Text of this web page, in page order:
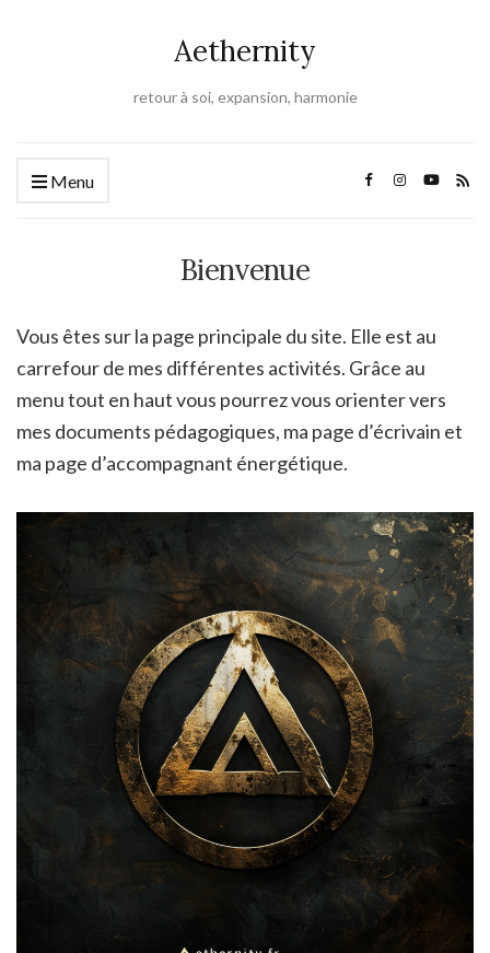
Aethernity
retour à soi, expansion, harmonie
Menu
Bienvenue
Vous êtes sur la page principale du site. Elle est au
carrefour de mes différentes activités. Grâce au
menu tout en haut vous pourrez vous orienter vers
mes documents pédagogiques, ma page d’écrivain et
ma page d’accompagnant énergétique.